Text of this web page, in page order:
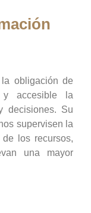
la obligación de
y accesible la
decisiones. Su
supervisen la
los recursos,
una mayor